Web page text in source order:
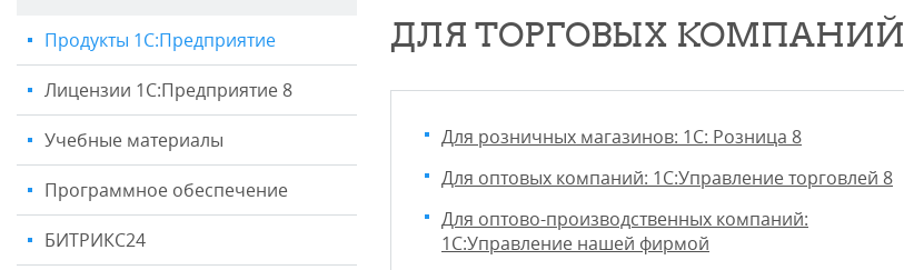
Продукты 1С:Предприятие
Лицензии 1С:Предприятие 8
Учебные материалы
Программное обеспечение
БИТРИКС24
ДЛЯ ТОРГОВЫХ КОМПАНИЙ
Для розничных магазинов: 1С: Розница 8
Для оптовых компаний: 1С:Управление торговлей 8
Для оптово-производственных компаний:
1С:Управление нашей фирмой